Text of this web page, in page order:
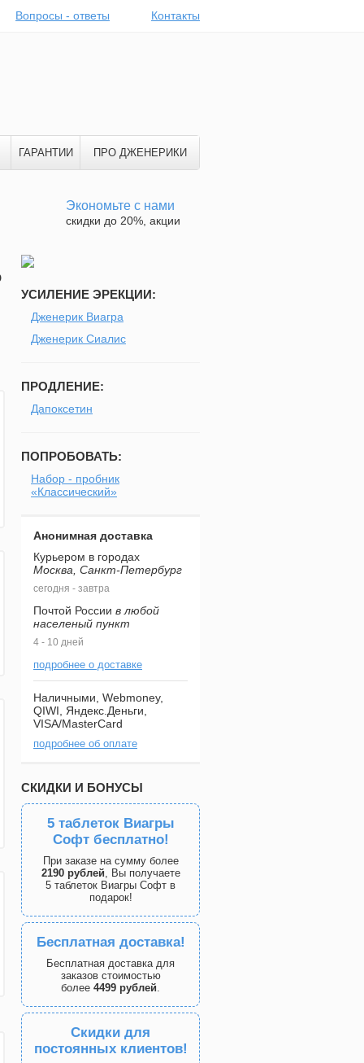
Вопросы - ответы Контакты
ГАРАНТИИ ПРО ДЖЕНЕРИКИ
Экономьте с нами
скидки до 20%, акции
УСИЛЕНИЕ ЭРЕКЦИИ:
Дженерик Виагра
Дженерик Сиалис
ПРОДЛЕНИЕ:
Дапоксетин
ПОПРОБОВАТЬ:
Набор - пробник
«Классический»
Анонимная доставка
Курьером в городах
Москва, Санкт-Петербург
сегодня - завтра
Почтой России в любой
населеный пункт
4 - 10 дней
подробнее о доставке
Наличными, Webmoney,
QIWI, Яндекс.Деньги,
VISA/MasterCard
подробнее об оплате
СКИДКИ И БОНУСЫ
5 таблеток Виагры
Софт бесплатно!
При заказе на сумму более
2190 рублей, Вы получаете
5 таблеток Виагры Софт в
подарок!
Бесплатная доставка!
Бесплатная доставка для
заказов стоимостью
более 4499 рублей.
Скидки для
постоянных клиентов!